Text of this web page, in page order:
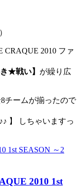
2010 ファ
き★戦い】 が繰り広
チームが揃ったので
】 しちゃいますっ
1st SEASON ～2
2010 1st